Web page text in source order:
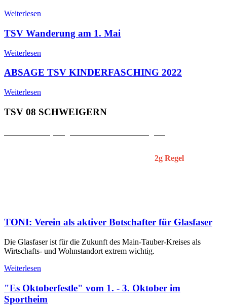
Weiterlesen
TSV Wanderung am 1. Mai
Weiterlesen
ABSAGE TSV KINDERFASCHING 2022
Weiterlesen
TSV 08 SCHWEIGERN
2g Regel
TONI: Verein als aktiver Botschafter für Glasfaser
Die Glasfaser ist für die Zukunft des Main-Tauber-Kreises als
Wirtschafts- und Wohnstandort extrem wichtig.
Weiterlesen
"Es Oktoberfestle" vom 1. - 3. Oktober im
Sportheim